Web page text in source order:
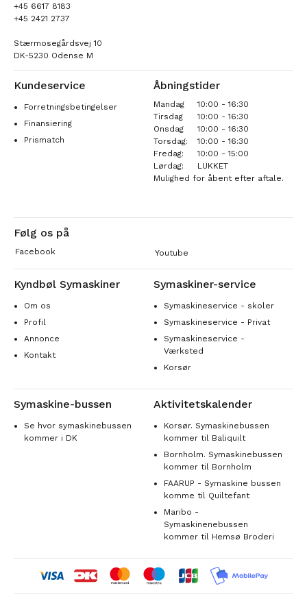
+45 6617 8183
+45 2421 2737
Stærmosegårdsvej 10
DK-5230 Odense M
Kundeservice
Forretningsbetingelser
Finansiering
Prismatch
Åbningstider
Mandag
10:00 - 16:30
Tirsdag
10:00 - 16:30
Onsdag
10:00 - 16:30
Torsdag:
10:00 - 16:30
Fredag:
10:00 - 15:00
Lørdag:
LUKKET
Mulighed for åbent efter aftale.
Følg os på
Facebook Youtube
Kyndbøl Symaskiner
Om os
Profil
Annonce
Kontakt
Symaskiner-service
Symaskineservice - skoler
Symaskineservice - Privat
Symaskineservice -
Værksted
Korsør
Symaskine-bussen
Se hvor symaskinebussen
kommer i DK
Aktivitetskalender
Korsør. Symaskinebussen
kommer til Baliquilt
Bornholm. Symaskinebussen
kommer til Bornholm
FAARUP - Symaskine bussen
komme til Quiltefant
Maribo -
Symaskinenebussen
kommer til Hemsø Broderi